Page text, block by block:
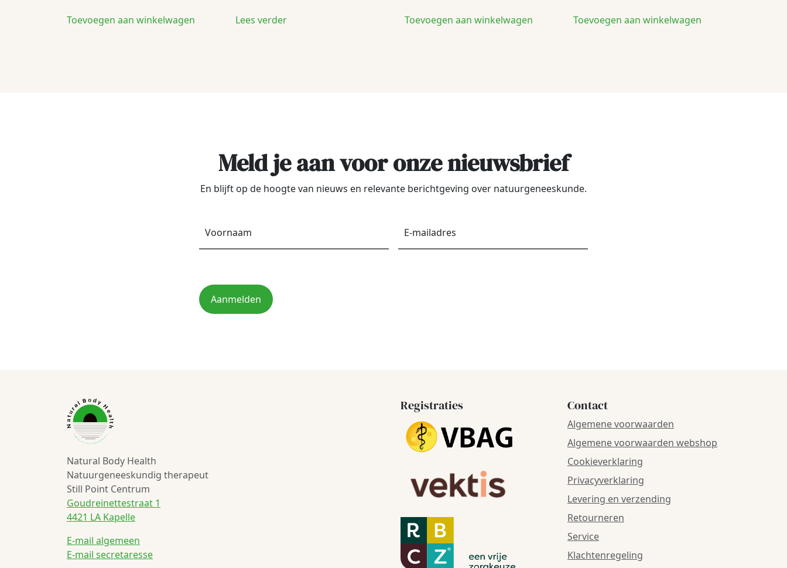
Toevoegen aan winkelwagen Lees verder Toevoegen aan winkelwagen Toevoegen aan winkelwagen
Meld je aan voor onze nieuwsbrief
En blijft op de hoogte van nieuws en relevante berichtgeving over natuurgeneeskunde.
Aanmelden
Natural Body Health
Natuurgeneeskundig therapeut
Still Point Centrum
Goudreinettestraat 1
4421 LA Kapelle
E-mail algemeen
E-mail secretaresse
Registraties Contact
Algemene voorwaarden
Algemene voorwaarden webshop
Cookieverklaring
Privacyverklaring
Levering en verzending
Retourneren
Service
Klachtenregeling